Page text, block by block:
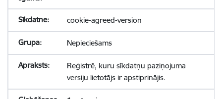
cookie-agreed-version
Nepieciešams
Reģistrē, kuru sīkdatņu paziņojuma
versiju lietotājs ir apstiprinājis.